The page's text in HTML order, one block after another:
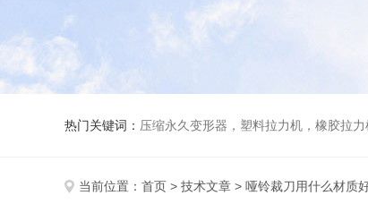
热门关键词： 压缩永久变形器，塑料拉力机，橡胶拉
当前位置： 首页 > 技术文章 > 哑铃裁刀用什么材质